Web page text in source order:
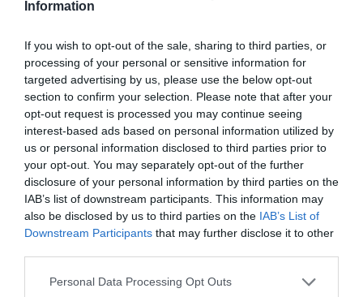
Information
If you wish to opt-out of the sale, sharing to third parties, or
processing of your personal or sensitive information for
targeted advertising by us, please use the below opt-out
section to confirm your selection. Please note that after your
opt-out request is processed you may continue seeing
interest-based ads based on personal information utilized by
us or personal information disclosed to third parties prior to
your opt-out. You may separately opt-out of the further
disclosure of your personal information by third parties on the
IAB’s list of downstream participants. This information may
also be disclosed by us to third parties on the IAB’s List of
Downstream Participants that may further disclose it to other
Please note that this website/app uses one or more Google
Personal Data Processing Opt Outs